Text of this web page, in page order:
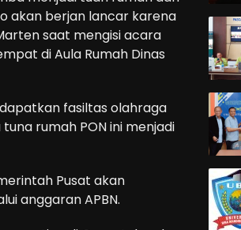
akan berjan lancar karena
saat mengisi acara
di Aula Rumah Dinas
fasiltas olahraga
rumah PON ini menjadi
Pusat akan
anggaran APBN.